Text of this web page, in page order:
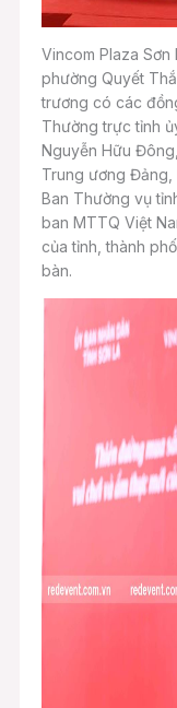
Vincom Plaza Sơn
phường Quyết
trương có các
Thường trực tỉnh
Nguyễn Hữu
Trung ương Đảng,
Ban Thường vụ
ban MTTQ Việt
của tỉnh, thành
bàn.